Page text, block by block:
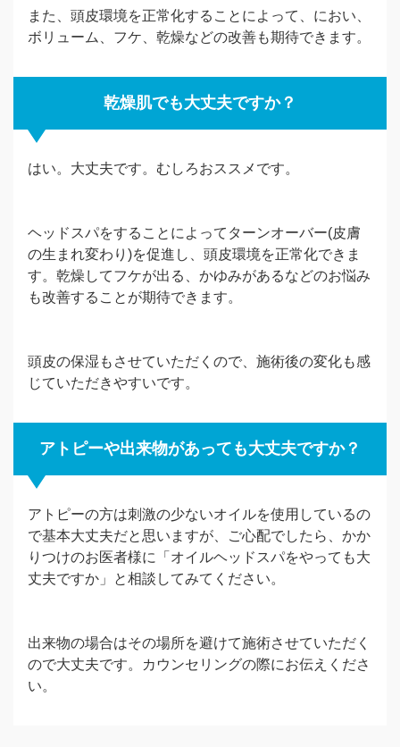
また、頭皮環境を正常化することによって、におい、
ボリューム、フケ、乾燥などの改善も期待できます。
乾燥肌でも大丈夫ですか？
はい。大丈夫です。むしろおススメです。
ヘッドスパをすることによってターンオーバー(皮膚
の生まれ変わり)を促進し、頭皮環境を正常化できま
す。乾燥してフケが出る、かゆみがあるなどのお悩み
も改善することが期待できます。
頭皮の保湿もさせていただくので、施術後の変化も感
じていただきやすいです。
アトピーや出来物があっても大丈夫ですか？
アトピーの方は刺激の少ないオイルを使用しているの
で基本大丈夫だと思いますが、ご心配でしたら、かか
りつけのお医者様に「オイルヘッドスパをやっても大
丈夫ですか」と相談してみてください。
出来物の場合はその場所を避けて施術させていただく
ので大丈夫です。カウンセリングの際にお伝えくださ
い。